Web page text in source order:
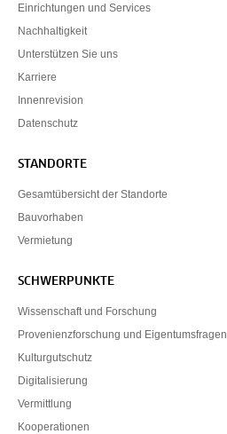
Einrichtungen und Services
Nachhaltigkeit
Unterstützen Sie uns
Karriere
Innenrevision
Datenschutz
STANDORTE
Gesamtübersicht der Standorte
Bauvorhaben
Vermietung
SCHWERPUNKTE
Wissenschaft und Forschung
Provenienzforschung und Eigentumsfragen
Kulturgutschutz
Digitalisierung
Vermittlung
Kooperationen